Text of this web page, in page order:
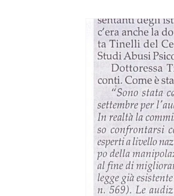
Ripercussioni Articoli